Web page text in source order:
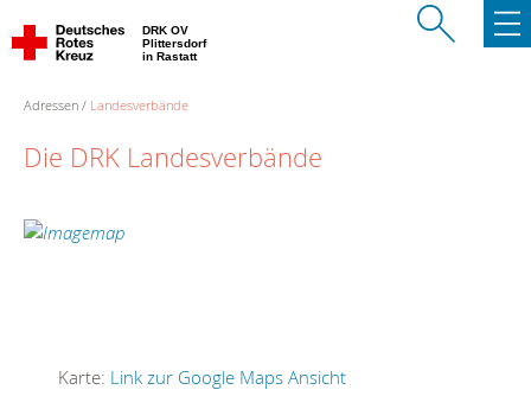
DRK OV
Plittersdorf
in Rastatt
Adressen Landesverbände
Die DRK Landesverbände
Karte: Link zur Google Maps Ansicht